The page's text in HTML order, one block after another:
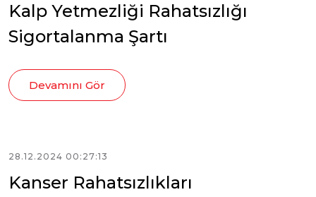
Kalp Yetmezliği Rahatsızlığı
Sigortalanma Şartı
Devamını Gör
28.12.2024 00:27:13
Kanser Rahatsızlıkları